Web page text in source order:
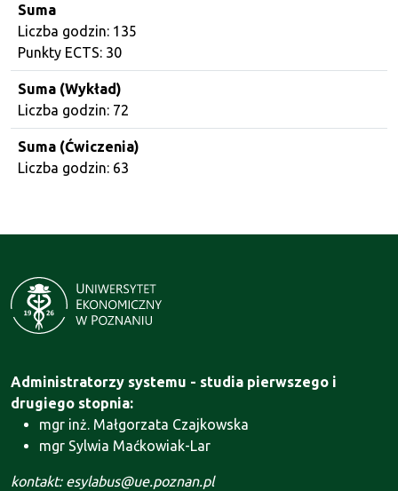
Suma
Liczba godzin: 135
Punkty ECTS: 30
Suma (Wykład)
Liczba godzin: 72
Suma (Ćwiczenia)
Liczba godzin: 63
Administratorzy systemu - studia pierwszego i
drugiego stopnia:
mgr inż. Małgorzata Czajkowska
mgr Sylwia Maćkowiak-Lar
kontakt: esylabus@ue.poznan.pl